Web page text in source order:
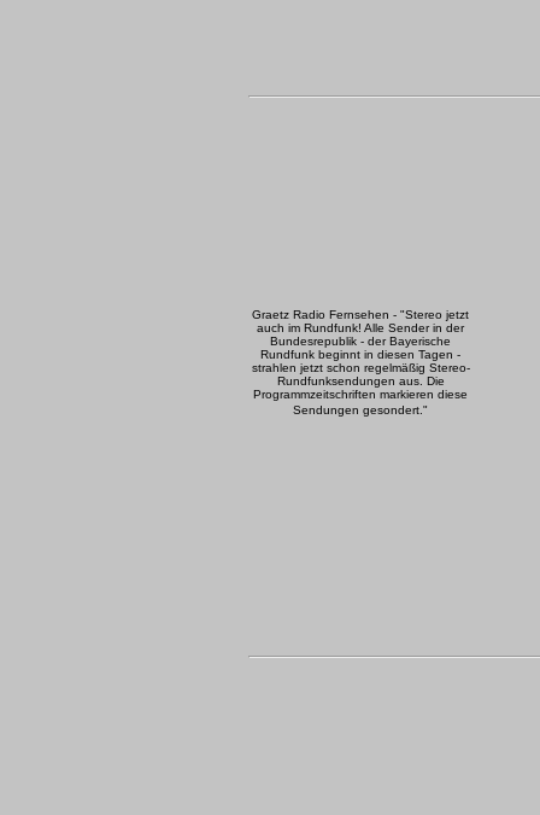
Graetz Radio Fernsehen - "Stereo jetzt
auch im Rundfunk! Alle Sender in der
Bundesrepublik - der Bayerische
Rundfunk beginnt in diesen Tagen -
strahlen jetzt schon regelmäßig Stereo-
Rundfunksendungen aus. Die
Programmzeitschriften markieren diese
Sendungen gesondert."